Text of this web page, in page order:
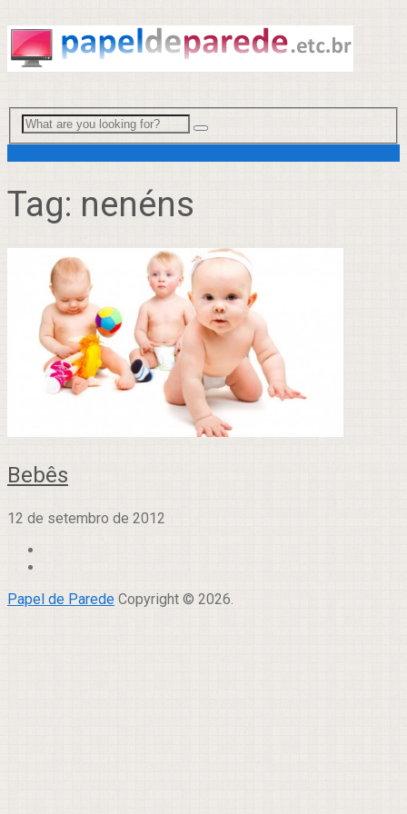
Tag: nenéns
Bebês
12 de setembro de 2012
Papel de Parede Copyright © 2026.